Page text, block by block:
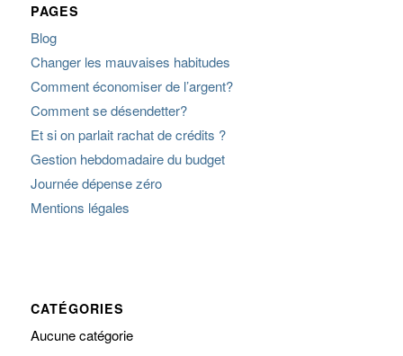
PAGES
Blog
Changer les mauvaises habitudes
Comment économiser de l’argent?
Comment se désendetter?
Et si on parlait rachat de crédits ?
Gestion hebdomadaire du budget
Journée dépense zéro
Mentions légales
CATÉGORIES
Aucune catégorie